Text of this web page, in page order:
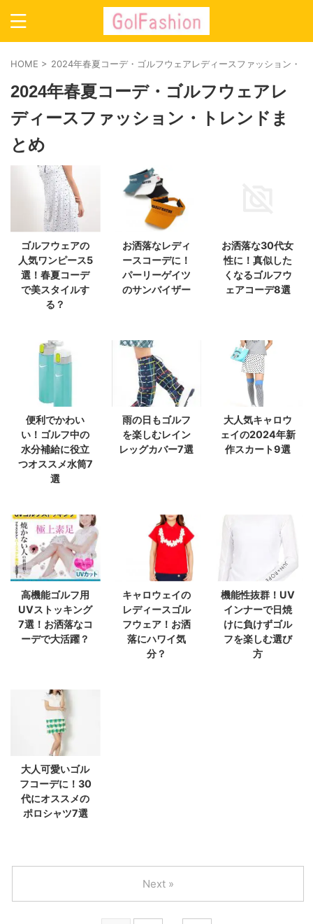
HOME > 2024年春夏コーデ・ゴルフウェアレディースファッション・ト
2024年春夏コーデ・ゴルフウェアレ
ディースファッション・トレンドま
とめ
ゴルフウェアの
人気ワンピース5
選！春夏コーデ
で美スタイルす
る？
お洒落なレディ
ースコーデに！
パーリーゲイツ
のサンバイザー
お洒落な30代女
性に！真似した
くなるゴルフウ
ェアコーデ8選
便利でかわい
い！ゴルフ中の
水分補給に役立
つオススメ水筒7
選
雨の日もゴルフ
を楽しむレイン
レッグカバー7選
大人気キャロウ
ェイの2024年新
作スカート9選
高機能ゴルフ用
UVストッキング
7選！お洒落なコ
ーデで大活躍？
キャロウェイの
レディースゴル
フウェア！お洒
落にハワイ気
分？
機能性抜群！UV
インナーで日焼
けに負けずゴル
フを楽しむ選び
方
大人可愛いゴル
フコーデに！30
代にオススメの
ポロシャツ7選
Next »